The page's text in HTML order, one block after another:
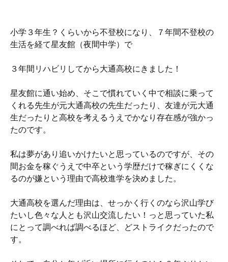
小学３年生？くらいから不登校になり、７年間不登校の
生活を経て星友館（夜間中学）で
３年間リハビリしてから大通高校にきました！
星友館に通い始め、そこで慣れていく中で相談に乗って
くれる先生が元大通高校の先生だったり、友達が元大通
生だったりと高校を考えるうえでかなり存在感が強かっ
たのです。
私は夢があり追いかけたいと思っているのですが、その
間お金を稼ぐうえで中卒という学歴だけで稼ぎにくくな
るのが嫌という理由で高校進学を決めました。
大通高校を選んだ理由は、せっかく行くのなら沢山学び
たいし色々な人とも沢山交流したい！っと思っていた私
にとって調べれば調べるほど、どストライクだったので
す。